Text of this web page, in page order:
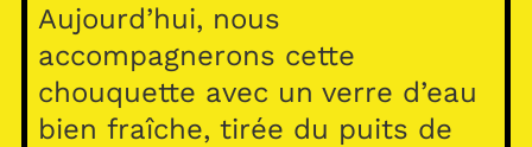
Aujourd’hui, nous
accompagnerons cette
chouquette avec un verre d’eau
bien fraîche, tirée du puits de